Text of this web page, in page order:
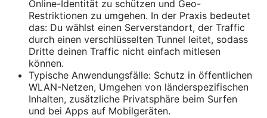
Online-Identität zu schützen und Geo-
Restriktionen zu umgehen. In der Praxis bedeutet
das: Du wählst einen Serverstandort, der Traffic
durch einen verschlüsselten Tunnel leitet, sodass
Dritte deinen Traffic nicht einfach mitlesen
können.
Typische Anwendungsfälle: Schutz in öffentlichen
WLAN-Netzen, Umgehen von länderspezifischen
Inhalten, zusätzliche Privatsphäre beim Surfen
und bei Apps auf Mobilgeräten.